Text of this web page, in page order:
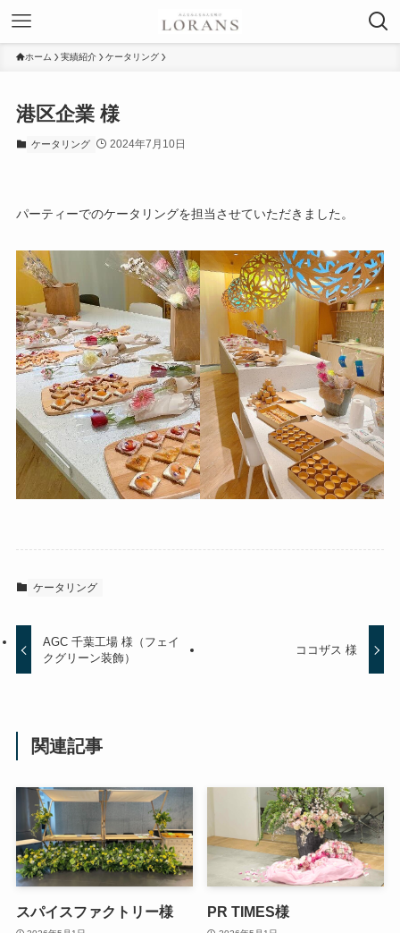
ホーム 実績紹介 ケータリング
港区企業 様
ケータリング 2024年7月10日
パーティーでのケータリングを担当させていただきました。
ケータリング
AGC 千葉工場 様（フェイ
クグリーン装飾）
ココザス 様
関連記事
スパイスファクトリー様 PR TIMES様